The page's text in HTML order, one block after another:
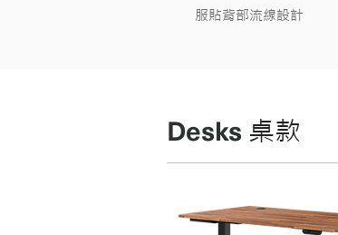
服貼背部流線設計
Desks ​桌款